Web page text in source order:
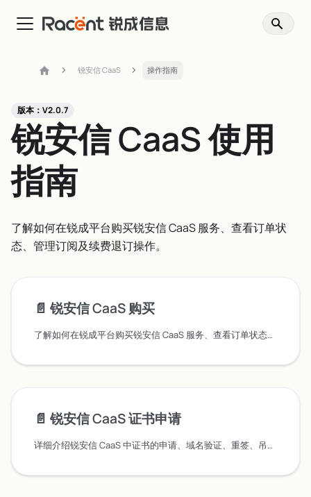
锐安信 CaaS 操作指南
版本：V2.0.7
锐安信 CaaS 使用
指南
了解如何在锐成平台购买锐安信 CaaS 服务、查看订单状
态、管理订阅及续费退订操作。
📄️ 锐安信 CaaS 购买
了解如何在锐成平台购买锐安信 CaaS 服务、查看订单状态、管理订阅及续费退订操作。
📄️ 锐安信 CaaS 证书申请
详细介绍锐安信 CaaS 中证书的申请、域名验证、重签、吊销以及查看证书详情的操作步骤。